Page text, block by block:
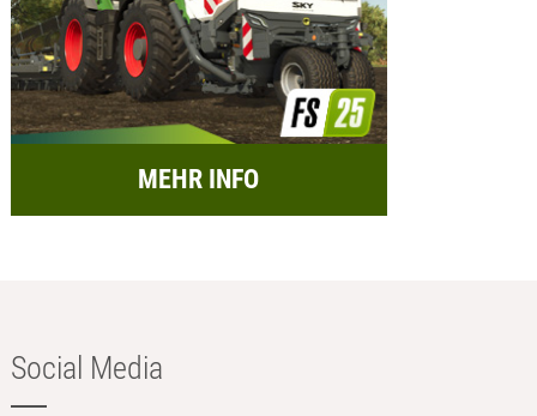
MEHR INFO
Social Media